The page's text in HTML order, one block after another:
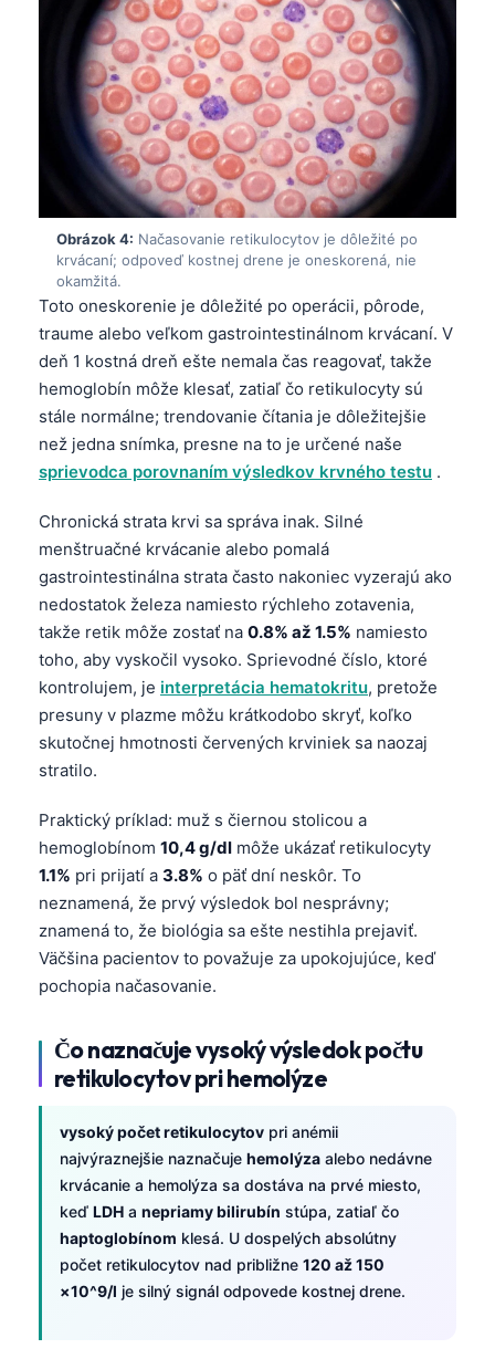
Obrázok 4: Načasovanie retikulocytov je dôležité po
krvácaní; odpoveď kostnej drene je oneskorená, nie
okamžitá.
Toto oneskorenie je dôležité po operácii, pôrode,
traume alebo veľkom gastrointestinálnom krvácaní. V
deň 1 kostná dreň ešte nemala čas reagovať, takže
hemoglobín môže klesať, zatiaľ čo retikulocyty sú
stále normálne; trendovanie čítania je dôležitejšie
než jedna snímka, presne na to je určené naše
sprievodca porovnaním výsledkov krvného testu .
Chronická strata krvi sa správa inak. Silné
menštruačné krvácanie alebo pomalá
gastrointestinálna strata často nakoniec vyzerajú ako
nedostatok železa namiesto rýchleho zotavenia,
takže retik môže zostať na 0.8% až 1.5% namiesto
toho, aby vyskočil vysoko. Sprievodné číslo, ktoré
kontrolujem, je interpretácia hematokritu, pretože
presuny v plazme môžu krátkodobo skryť, koľko
skutočnej hmotnosti červených krviniek sa naozaj
stratilo.
Praktický príklad: muž s čiernou stolicou a
hemoglobínom 10,4 g/dl môže ukázať retikulocyty
1.1% pri prijatí a 3.8% o päť dní neskôr. To
neznamená, že prvý výsledok bol nesprávny;
znamená to, že biológia sa ešte nestihla prejaviť.
Väčšina pacientov to považuje za upokojujúce, keď
pochopia načasovanie.
Čo naznačuje vysoký výsledok počtu
retikulocytov pri hemolýze
vysoký počet retikulocytov pri anémii
najvýraznejšie naznačuje hemolýza alebo nedávne
krvácanie a hemolýza sa dostáva na prvé miesto,
keď LDH a nepriamy bilirubín stúpa, zatiaľ čo
haptoglobínom klesá. U dospelých absolútny
počet retikulocytov nad približne 120 až 150
×10^9/l je silný signál odpovede kostnej drene.